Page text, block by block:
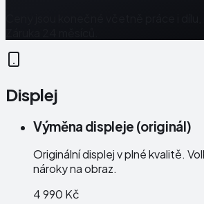
Displej
Výměna displeje (originál)
Originální displej v plné kvalitě.
nároky na obraz.
4 990 Kč